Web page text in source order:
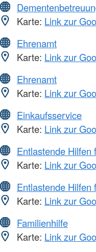
Karte: Link zur
Ehrenamt
Karte: Link zur
Ehrenamt
Karte: Link zur
Einkaufsservice
Karte: Link zur
Entlastende Hilfen
Karte: Link zur
Entlastende Hilfen
Karte: Link zur
Familienhilfe
Karte: Link zur